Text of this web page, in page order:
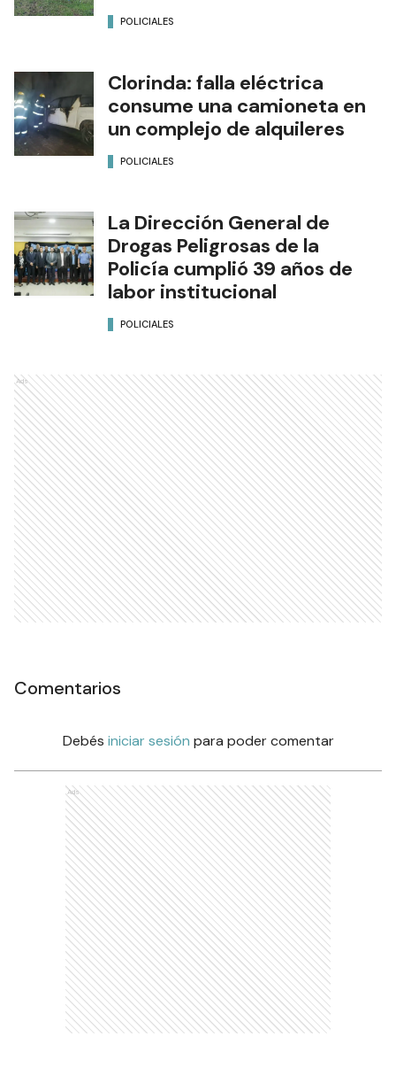
POLICIALES
Clorinda: falla eléctrica
consume una camioneta en
un complejo de alquileres
POLICIALES
La Dirección General de
Drogas Peligrosas de la
Policía cumplió 39 años de
labor institucional
POLICIALES
Ads
Comentarios
Debés iniciar sesión para poder comentar
Ads